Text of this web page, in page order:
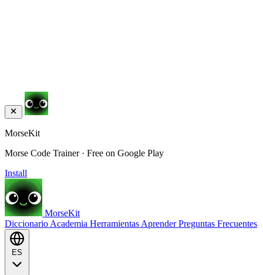
MorseKit
Morse Code Trainer · Free on Google Play
Install
MorseKit
Diccionario Academia Herramientas AprenderPreguntas Frecuentes